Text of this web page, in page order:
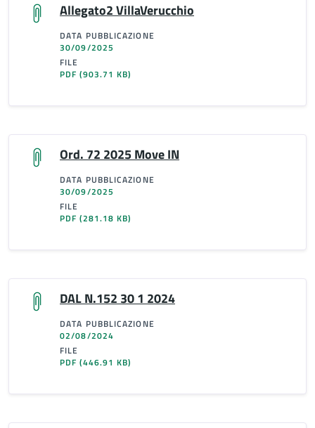
Allegato2 VillaVerucchio
DATA PUBBLICAZIONE
30/09/2025
FILE
PDF(903.71 KB)
Ord. 72 2025 Move IN
DATA PUBBLICAZIONE
30/09/2025
FILE
PDF(281.18 KB)
DAL N.152 30 1 2024
DATA PUBBLICAZIONE
02/08/2024
FILE
PDF(446.91 KB)